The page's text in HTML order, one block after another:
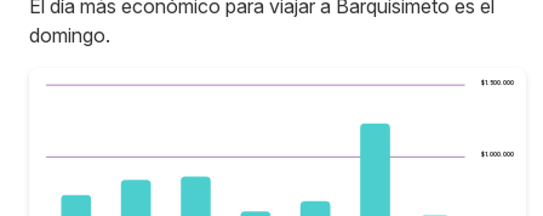
El día más económico para viajar a Barquisimeto es el
domingo.
$1.000.000
$1.500.000